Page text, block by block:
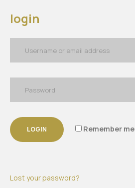
login
LOGIN Remember me
Lost your password?